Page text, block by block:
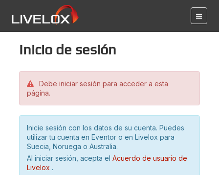
Inicio de sesión
Debe iniciar sesión para acceder a esta
página.
Inicie sesión con los datos de su cuenta. Puedes
utilizar tu cuenta en Eventor o en Livelox para
Suecia, Noruega o Australia.
Al iniciar sesión, acepta el Acuerdo de usuario de
Livelox .